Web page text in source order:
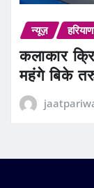
न्यूज़
कलाकार
महंगे बिके